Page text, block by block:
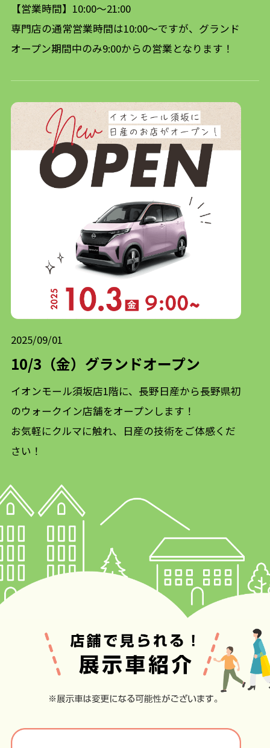
【営業時間】10:00〜21:00
専門店の通常営業時間は10:00〜ですが、グランド
オープン期間中のみ9:00からの営業となります！
2025/09/01
10/3（金）グランドオープン
イオンモール須坂店1階に、長野日産から長野県初
のウォークイン店舗をオープンします！
お気軽にクルマに触れ、日産の技術をご体感くだ
さい！